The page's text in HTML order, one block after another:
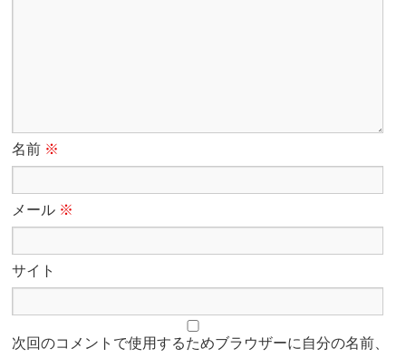
名前 ※
メール ※
サイト
次回のコメントで使用するためブラウザーに自分の名前、